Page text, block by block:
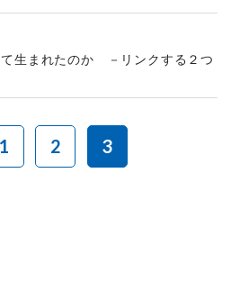
生まれたのか －リンクする２つ
1 2 3